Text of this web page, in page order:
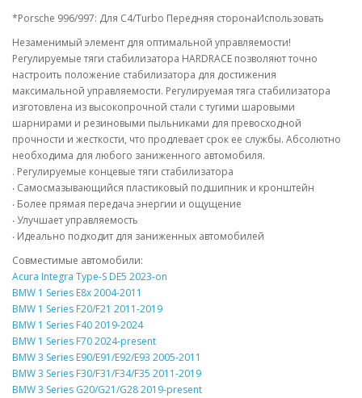
*Porsche 996/997: Для C4/Turbo Передняя сторонаИспользовать
Незаменимый элемент для оптимальной управляемости!
Регулируемые тяги стабилизатора HARDRACE позволяют точно
настроить положение стабилизатора для достижения
максимальной управляемости. Регулируемая тяга стабилизатора
изготовлена из высокопрочной стали с тугими шаровыми
шарнирами и резиновыми пыльниками для превосходной
прочности и жесткости, что продлевает срок ее службы. Абсолютно
необходима для любого заниженного автомобиля.
. Регулируемые концевые тяги стабилизатора
‧ Самосмазывающийся пластиковый подшипник и кронштейн
‧ Более прямая передача энергии и ощущение
‧ Улучшает управляемость
‧ Идеально подходит для заниженных автомобилей
Совместимые автомобили:
Acura Integra Type-S DE5 2023-on
BMW 1 Series E8x 2004-2011
BMW 1 Series F20/F21 2011-2019
BMW 1 Series F40 2019-2024
BMW 1 Series F70 2024-present
BMW 3 Series E90/E91/E92/E93 2005-2011
BMW 3 Series F30/F31/F34/F35 2011-2019
BMW 3 Series G20/G21/G28 2019-present